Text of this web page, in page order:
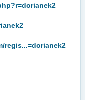
regis...=dorianek2